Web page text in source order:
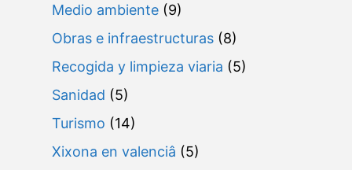
Medio ambiente (9)
Obras e infraestructuras (8)
Recogida y limpieza viaria (5)
Sanidad (5)
Turismo (14)
Xixona en valenciâ (5)